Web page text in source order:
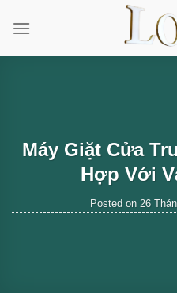
Máy Giặt Cửa
Hợp Với
Posted on 26